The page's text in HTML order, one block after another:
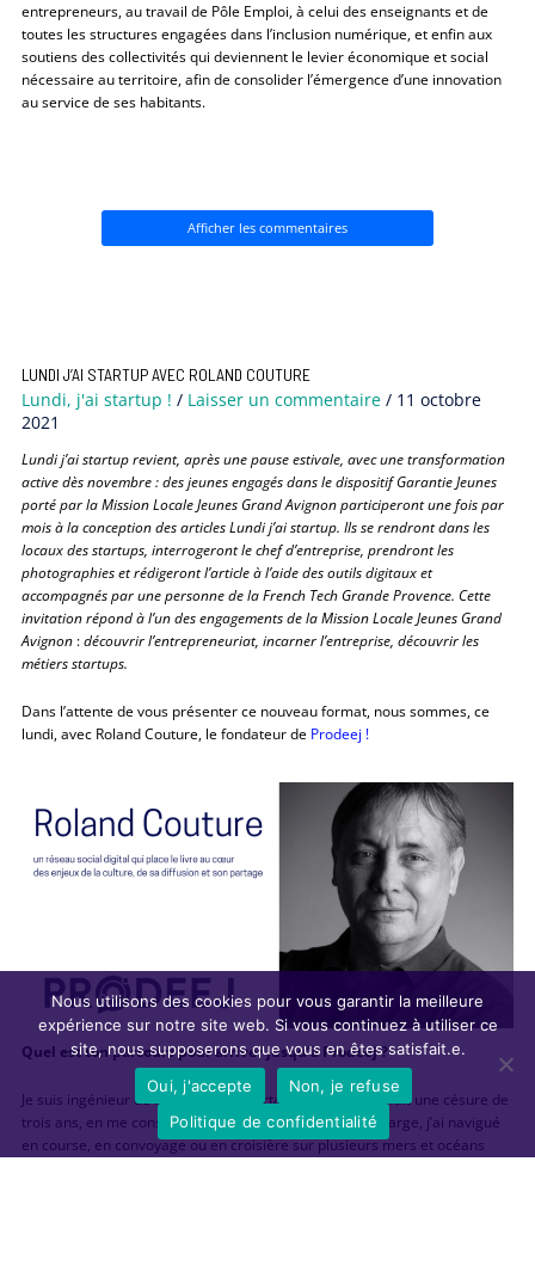
entrepreneurs, au travail de Pôle Emploi, à celui des enseignants et de
toutes les structures engagées dans l’inclusion numérique, et enfin aux
soutiens des collectivités qui deviennent le levier économique et social
nécessaire au territoire, afin de consolider l’émergence d’une innovation
au service de ses habitants.
Afficher les commentaires
LUNDI J’AI STARTUP AVEC ROLAND COUTURE
Lundi, j'ai startup ! / Laisser un commentaire / 11 octobre
2021
Lundi j’ai startup revient, après une pause estivale, avec une transformation
active dès novembre : des jeunes engagés dans le dispositif Garantie Jeunes
porté par la Mission Locale Jeunes Grand Avignon participeront une fois par
mois à la conception des articles Lundi j’ai startup. Ils se rendront dans les
locaux des startups, interrogeront le chef d’entreprise, prendront les
photographies et rédigeront l’article à l’aide des outils digitaux et
accompagnés par une personne de la French Tech Grande Provence. Cette
invitation répond à l’un des engagements de la Mission Locale Jeunes Grand
Avignon :découvrir l’entrepreneuriat, incarner l’entreprise, découvrir les
métiers startups.
Dans l’attente de vous présenter ce nouveau format, nous sommes, ce
lundi, avec Roland Couture, le fondateur de Prodeej !
Quel est ton parcours pour arriver jusqu’à Prodeej ?
Je suis ingénieur de formation. En sortant de l’école, j’ai fait une césure de
trois ans, en me consacrant à la voile et à la course au large, j’ai navigué
en course, en convoyage ou en croisière sur plusieurs mers et océans
Nous utilisons des cookies pour vous garantir la meilleure
expérience sur notre site web. Si vous continuez à utiliser ce
site, nous supposerons que vous en êtes satisfait.e.
Oui, j'accepte
Non, je refuse
Politique de confidentialité